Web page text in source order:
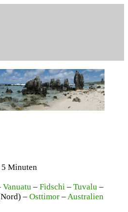
5 Minuten
Vanuatu – Fidschi – Tuvalu –
– Osttimor –Australien